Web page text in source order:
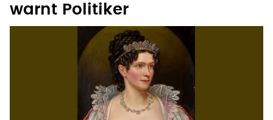
warnt Politiker